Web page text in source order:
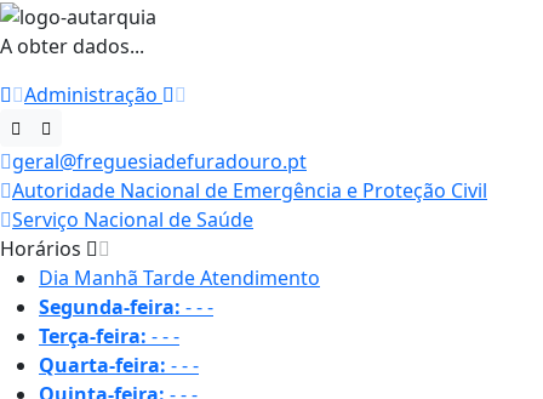
A obter dados...
Administração
geral@freguesiadefuradouro.pt
Autoridade Nacional de Emergência e Proteção Civil
Serviço Nacional de Saúde
Horários
Dia Manhã TardeAtendimento
Segunda-feira: ---
Terça-feira: ---
Quarta-feira: ---